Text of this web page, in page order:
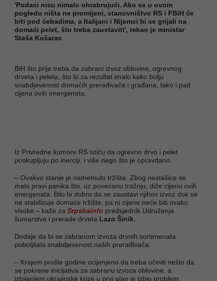
'Podaci nisu nimalo ohrabrujući. Ako se u ovom
pogledu ništa ne promijeni, stanovništvo RS i FBiH će
biti pod ćebadima, a Italijani i Nijemci bi se grijali na
domaći pelet, što treba zaustaviti', rekao je ministar
Staša Košarac
BiH što prije treba da zabrani izvoz oblovine, ogrevnog
drveta i peleta, što bi za rezultat imalo kako bolju
snabdjevenost domaćih prerađivača i građana, tako i pad
cijena ovih energenata.
Iz Privredne komore RS ističu da ogrevno drvo i pelet
poskupljuju po inerciji, i više nego što je opravdano.
– Ovakvo stanje je nametnulo tržište. Zbog nestašice se
malo pravi panika što, uz povećanu tražnju, diže cijenu ovih
energenata. Bilo bi dobro da se zaustavi njihov izvoz dok se
ne stabilizuje domaće tržište, pa ni cijene neće biti ovako
visoke – kaže za Srpskainfo predsjednik Udruženja
šumarstva i prerade drveta Lazo Šinik.
Dodaje da bi se zabranom izvoza drvnih sortimenata
poboljšala snabdjevenost naših prerađivača.
– Krajem prošle godine ocijenjeno da treba učiniti nešto da
se pokrene inicijativa za zabranu izvoza oblovine, a
izbijanjem ukrajinske krize u prvi plan je izbio problem